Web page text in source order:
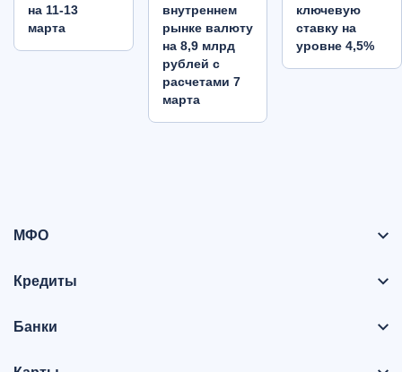
на 11-13
марта
внутреннем
рынке валюту
на 8,9 млрд
рублей с
расчетами 7
марта
ключевую
ставку на
уровне 4,5%
МФО
Кредиты
Банки